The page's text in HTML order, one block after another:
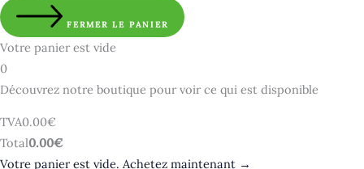
FERMER LE PANIER
Votre panier est vide
0
Découvrez notre boutique pour voir ce qui est disponible
Montant
de
la
TVA0.00€
Total
du
Total0.00€
Votre panier est vide. Achetez maintenant →